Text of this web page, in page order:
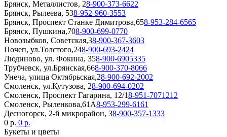
Брянск, Металлистов, 28-900-373-6622
Брянск, Рылеева, 538-952-960-3553
Брянск, Проспект Станке Димитрова,658-953-284-6565
Брянск, Пушкина,708-900-699-0770
Новозыбков, Советская,38-900-367-3603
Почеп, ул.Толстого,248-900-693-2424
Людиново, ул. Фокина, 358-900-6905335
Трубчевск, ул.Брянская,668-900-370-8066
Унеча, улица Октябрьская,28-900-692-2002
Смоленск, ул.Кутузова, 28-900-694-0202
Смоленск, Проспект Гагарина, 12/18-951-7071212
Смоленск, Рыленкова,61А8-953-299-6161
Десногорск, 2-й микрорайон, 38-900-357-1333
0 р. 0 р.
Букеты и цветы